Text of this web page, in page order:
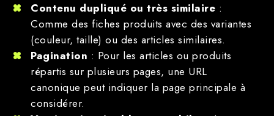
Contenu dupliqué ou très similaire :
Comme des fiches produits avec des variantes
(couleur, taille) ou des articles similaires.
Pagination : Pour les articles ou produits
répartis sur plusieurs pages, une URL
canonique peut indiquer la page principale à
considérer.